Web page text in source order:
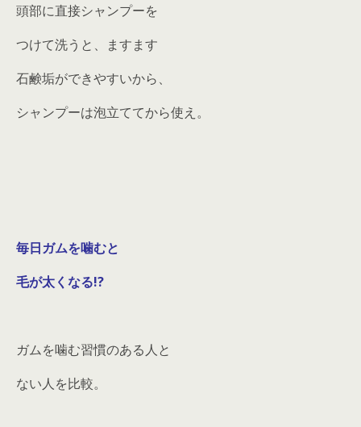
頭部に直接シャンプーを
つけて洗うと、ますます
石鹸垢ができやすいから、
シャンプーは泡立ててから使え。
毎日ガムを噛むと
毛が太くなる!?
ガムを噛む習慣のある人と
ない人を比較。